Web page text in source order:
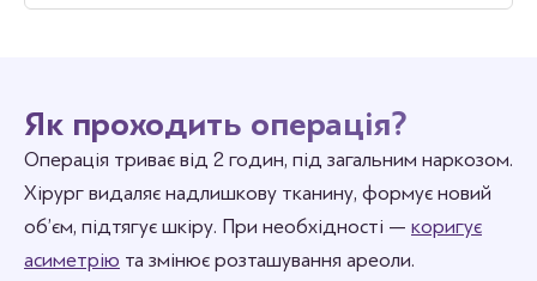
Як проходить операція?
Операція триває від 2 годин, під загальним наркозом.
Хірург видаляє надлишкову тканину, формує новий
об’єм, підтягує шкіру. При необхідності — коригує
асиметрію та змінює розташування ареоли.